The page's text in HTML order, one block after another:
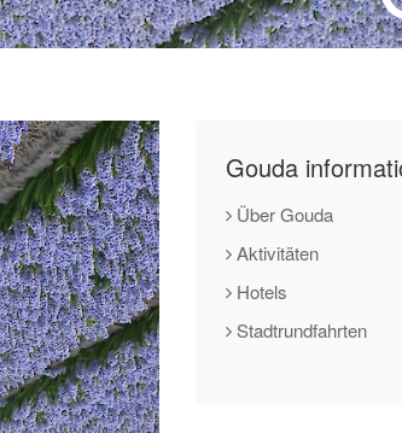
Gouda
Über Gouda
Aktivitäten
Hotels
Stadtrundfahrten